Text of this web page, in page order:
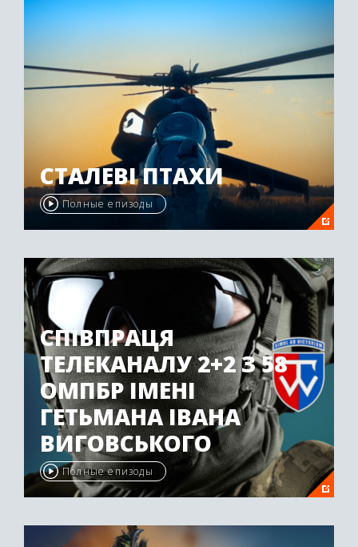
СТАЛЕВІ ПТАХИ
Полные епизоды
СПІВПРАЦЯ
ТЕЛЕКАНАЛУ 2+2 З 58
ОМПБР ІМЕНІ
ГЕТЬМАНА ІВАНА
ВИГОВСЬКОГО
Полные епизоды